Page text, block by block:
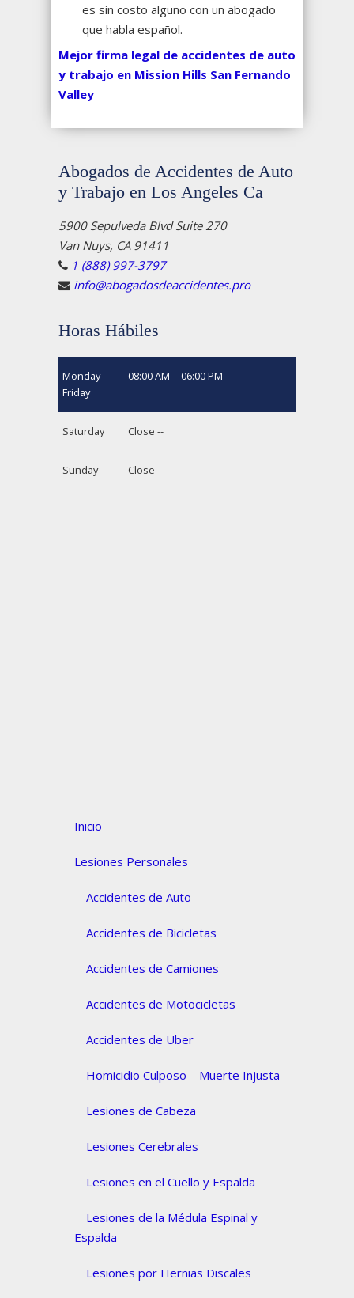
es sin costo alguno con un abogado
que habla español.
Mejor firma legal de accidentes de auto
y trabajo en Mission Hills San Fernando
Valley
Abogados de Accidentes de Auto
y Trabajo en Los Angeles Ca
5900 Sepulveda Blvd Suite 270
Van Nuys, CA 91411
1 (888) 997-3797
info@abogadosdeaccidentes.pro
Horas Hábiles
Monday -
Friday
08:00 AM -- 06:00 PM
Saturday Close --
Sunday Close --
Inicio
Lesiones Personales
Accidentes de Auto
Accidentes de Bicicletas
Accidentes de Camiones
Accidentes de Motocicletas
Accidentes de Uber
Homicidio Culposo – Muerte Injusta
Lesiones de Cabeza
Lesiones Cerebrales
Lesiones en el Cuello y Espalda
Lesiones de la Médula Espinal y
Espalda
Lesiones por Hernias Discales